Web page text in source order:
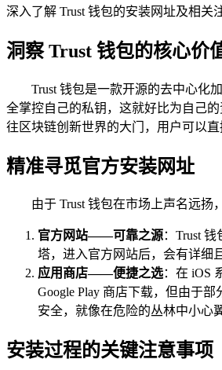
深入了解 Trust 钱包的安装网址及相关
洞察 Trust 钱包的核心价
Trust 钱包是一款开源的去中心化
全掌控自己的私钥，这就好比为自己
往区块链创新世界的大门，用户可以
精准寻觅官方安装网址
由于 Trust 钱包在市场上声名远
官方网站——可靠之源：Trust
塔，进入官方网站后，会有详细
应用商店——便捷之选：在 iOS
Google Play 商店下载，但由于
安全，就像在危险的丛林中小心
安装过程的关键注意事项